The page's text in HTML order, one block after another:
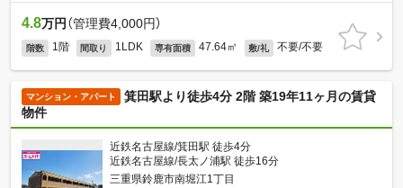
4.8万円 （管理費4,000円）
階数 1階 間取り 1LDK 専有面積 47.64㎡ 敷/礼 不要/不要
マンション・アパート
箕田駅より徒歩4分 2階 築19年11ヶ月の賃貸
物件
近鉄名古屋線/箕田駅 徒歩4分
近鉄名古屋線/長太ノ浦駅 徒歩16分
三重県鈴鹿市南堀江1丁目